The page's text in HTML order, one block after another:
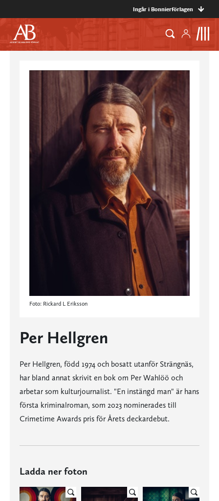
Ingår i Bonnierförlagen
Foto: Rickard L Eriksson
Per Hellgren
Per Hellgren, född 1974 och bosatt utanför Strängnäs,
har bland annat skrivit en bok om Per Wahlöö och
arbetar som kulturjournalist. "En instängd man" är hans
första kriminalroman, som 2023 nominerades till
Crimetime Awards pris för Årets deckardebut.
Ladda ner foton